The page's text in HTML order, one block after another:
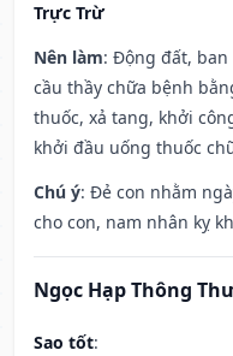
Trực Trừ
Nên làm: Động đất, ban
cầu thầy chữa bệnh
thuốc, xả tang, khởi
khởi đầu uống thuốc
Chú ý: Đẻ con nhằm
cho con, nam nhân kỵ
Ngọc Hạp Thông
Sao tốt: